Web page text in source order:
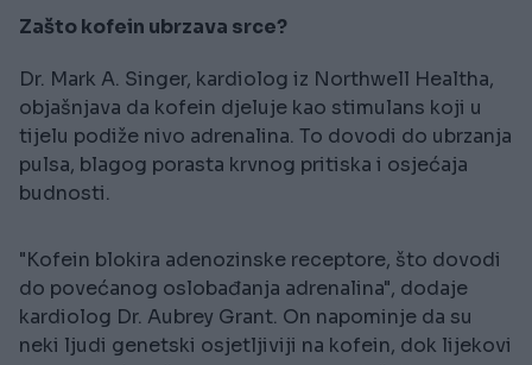
Zašto kofein ubrzava srce?
Dr. Mark A. Singer, kardiolog iz Northwell Healtha,
objašnjava da kofein djeluje kao stimulans koji u
tijelu podiže nivo adrenalina. To dovodi do ubrzanja
pulsa, blagog porasta krvnog pritiska i osjećaja
budnosti.
"Kofein blokira adenozinske receptore, što dovodi
do povećanog oslobađanja adrenalina", dodaje
kardiolog Dr. Aubrey Grant. On napominje da su
neki ljudi genetski osjetljiviji na kofein, dok lijekovi